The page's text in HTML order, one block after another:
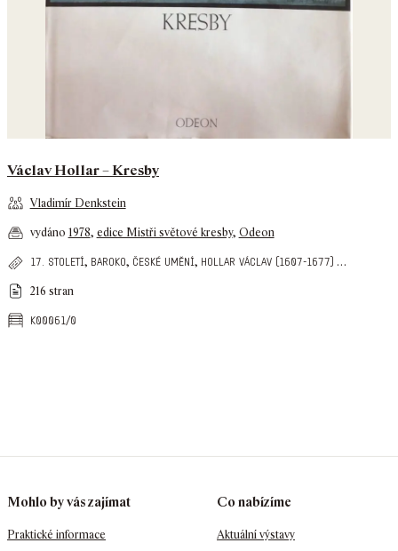
Václav Hollar – Kresby
Vladimír Denkstein
vydáno 1978, edice Mistři světové kresby, Odeon
17. století, baroko, české umění, hollar václav (1607-1677) …
216 stran
k00061/0
Mohlo by vás zajímat
Praktické informace
Co nabízíme
Aktuální výstavy